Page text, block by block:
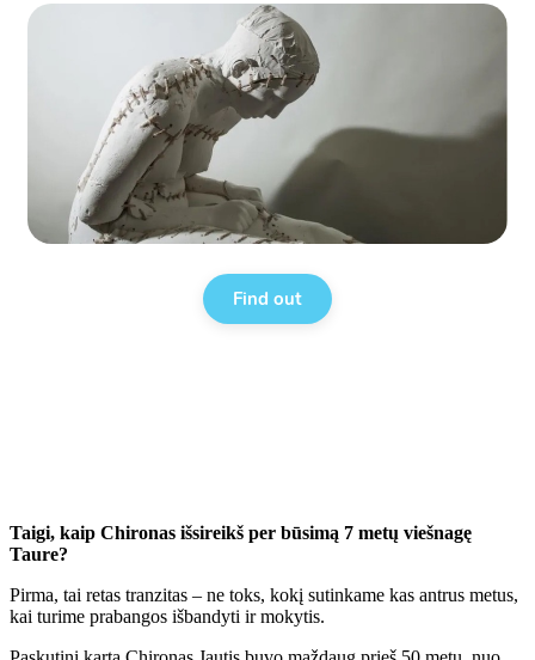
Taigi, kaip Chironas išsireikš per būsimą 7 metų viešnagę
Taure?
Pirma, tai retas tranzitas – ne toks, kokį sutinkame kas antrus metus,
kai turime prabangos išbandyti ir mokytis.